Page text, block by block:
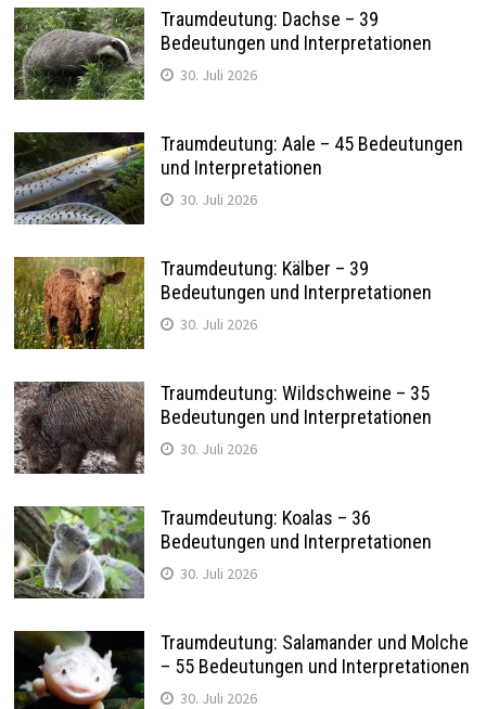
Traumdeutung: Dachse – 39
Bedeutungen und Interpretationen
30. Juli 2026
Traumdeutung: Aale – 45 Bedeutungen
und Interpretationen
30. Juli 2026
Traumdeutung: Kälber – 39
Bedeutungen und Interpretationen
30. Juli 2026
Traumdeutung: Wildschweine – 35
Bedeutungen und Interpretationen
30. Juli 2026
Traumdeutung: Koalas – 36
Bedeutungen und Interpretationen
30. Juli 2026
Traumdeutung: Salamander und Molche
– 55 Bedeutungen und Interpretationen
30. Juli 2026